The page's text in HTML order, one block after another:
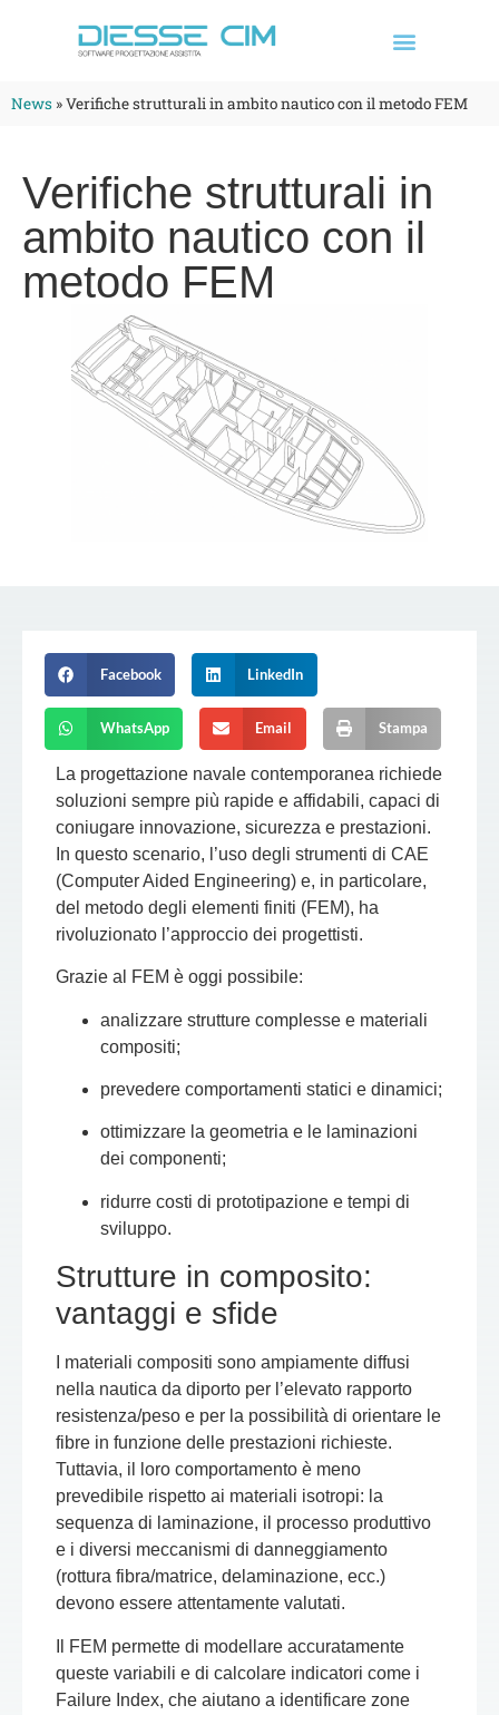
News »Verifiche strutturali in ambito nautico con il metodo FEM
Verifiche strutturali in
ambito nautico con il
metodo FEM
Facebook LinkedIn
WhatsApp Email Stampa
La progettazione navale contemporanea richiede
soluzioni sempre più rapide e affidabili, capaci di
coniugare innovazione, sicurezza e prestazioni.
In questo scenario, l’uso degli strumenti di CAE
(Computer Aided Engineering) e, in particolare,
del metodo degli elementi finiti (FEM), ha
rivoluzionato l’approccio dei progettisti.
Grazie al FEM è oggi possibile:
analizzare strutture complesse e materiali
compositi;
prevedere comportamenti statici e dinamici;
ottimizzare la geometria e le laminazioni
dei componenti;
ridurre costi di prototipazione e tempi di
sviluppo.
Strutture in composito:
vantaggi e sfide
I materiali compositi sono ampiamente diffusi
nella nautica da diporto per l’elevato rapporto
resistenza/peso e per la possibilità di orientare le
fibre in funzione delle prestazioni richieste.
Tuttavia, il loro comportamento è meno
prevedibile rispetto ai materiali isotropi: la
sequenza di laminazione, il processo produttivo
e i diversi meccanismi di danneggiamento
(rottura fibra/matrice, delaminazione, ecc.)
devono essere attentamente valutati.
Il FEM permette di modellare accuratamente
queste variabili e di calcolare indicatori come i
Failure Index, che aiutano a identificare zone